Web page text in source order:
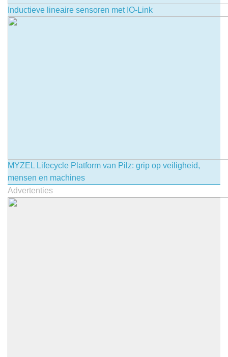
Inductieve lineaire sensoren met IO-Link
MYZEL Lifecycle Platform van Pilz: grip op veiligheid,
mensen en machines
Advertenties